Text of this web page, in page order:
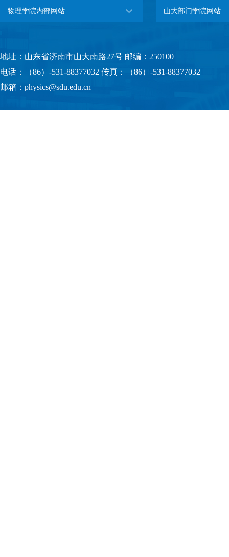
物理学院内部网站 山大部门学院网站
地址：山东省济南市山大南路27号 邮编：250100
电话：（86）-531-88377032 传真：（86）-531-88377032
邮箱：physics@sdu.edu.cn